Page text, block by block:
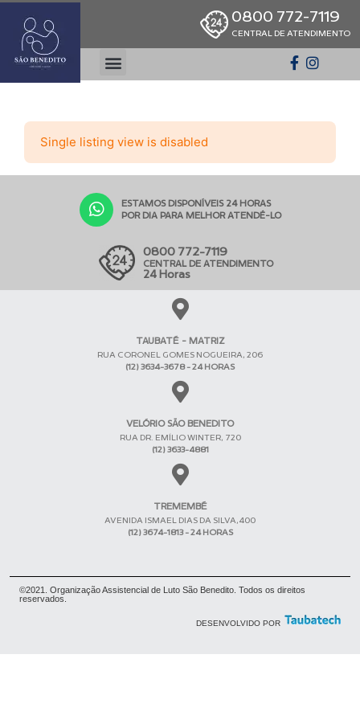
0800 772-7119
CENTRAL DE ATENDIMENTO
Single listing view is disabled
ESTAMOS DISPONÍVEIS 24 HORAS
POR DIA PARA MELHOR ATENDÊ-LO
0800 772-7119
CENTRAL DE ATENDIMENTO
24 Horas
TAUBATÉ - MATRIZ
RUA CORONEL GOMES NOGUEIRA, 206
(12) 3634-3678 - 24 HORAS
VELÓRIO SÃO BENEDITO
RUA DR. EMÍLIO WINTER, 720
(12) 3633-4881
TREMEMBÉ
AVENIDA ISMAEL DIAS DA SILVA,400
(12) 3674-1813 - 24 HORAS
©2021. Organização Assistencial de Luto São Benedito. Todos os direitos
reservados.
DESENVOLVIDO POR